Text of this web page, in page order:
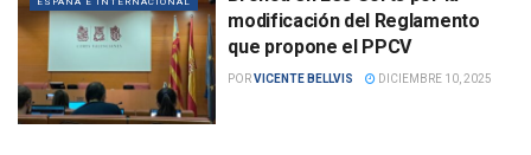
modificación del Reglamento
que propone el PPCV
PORVICENTE BELLVIS DICIEMBRE 10, 2025